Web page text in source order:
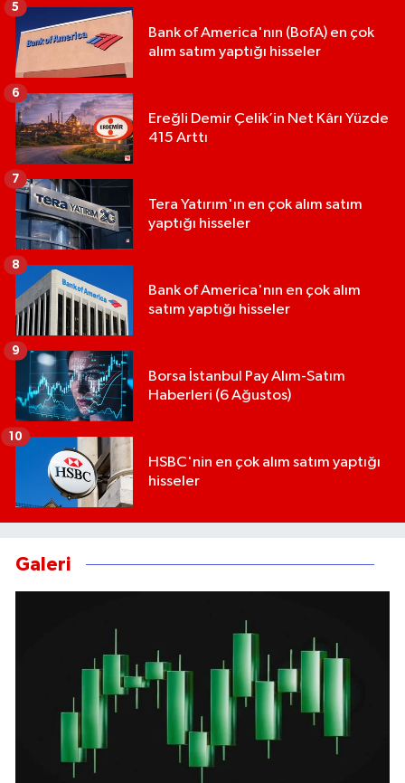
Bank of America'nın (BofA) en çok
alım satım yaptığı hisseler
5
Ereğli Demir Çelik’in Net Kârı Yüzde
415 Arttı
6
Tera Yatırım'ın en çok alım satım
yaptığı hisseler
7
Bank of America'nın en çok alım
satım yaptığı hisseler
8
Borsa İstanbul Pay Alım-Satım
Haberleri (6 Ağustos)
9
HSBC'nin en çok alım satım yaptığı
hisseler
10
Galeri